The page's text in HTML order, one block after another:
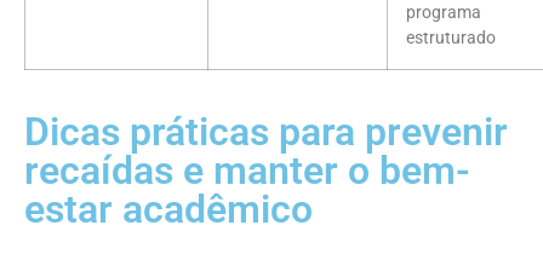
programa
estruturado
Dicas práticas para prevenir
recaídas e manter o bem-
estar acadêmico